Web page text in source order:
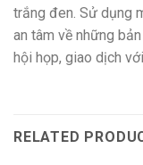
trắng đen. Sử dụng
an tâm về những
hội họp, giao dịch
RELATED